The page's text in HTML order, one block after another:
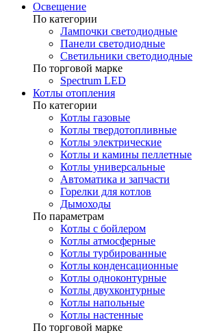
Освещение
По категории
Лампочки светодиодные
Панели светодиодные
Светильники светодиодные
По торговой марке
Spectrum LED
Котлы отопления
По категории
Котлы газовые
Котлы твердотопливные
Котлы электрические
Котлы и камины пеллетные
Котлы универсальные
Автоматика и запчасти
Горелки для котлов
Дымоходы
По параметрам
Котлы с бойлером
Котлы атмосферные
Котлы турбированные
Котлы конденсационные
Котлы одноконтурные
Котлы двухконтурные
Котлы напольные
Котлы настенные
По торговой марке